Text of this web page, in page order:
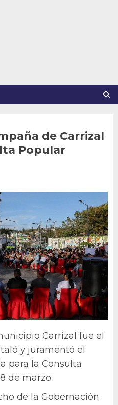
de Carrizal
Popular
Carrizal fue el
y juramentó el
para la Consulta
de marzo.
de la Gobernación